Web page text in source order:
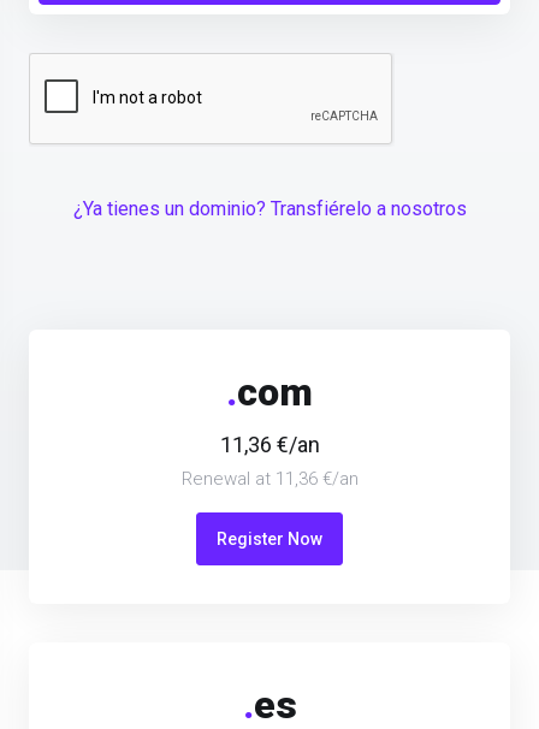
¿Ya tienes un dominio? Transfiérelo a nosotros
.com
11,36 €/an
Renewal at 11,36 €/an
Register Now
.es